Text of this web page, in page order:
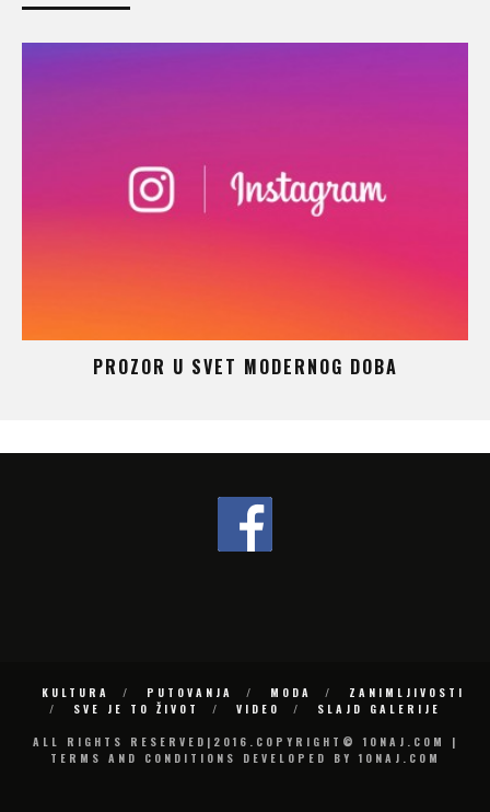
PROZOR U SVET MODERNOG DOBA
KULTURA PUTOVANJA MODA
ZANIMLJIVOSTI
SVE JE TO ŽIVOT
VIDEO
SLAJD GALERIJE
ALL RIGHTS RESERVED|2016.COPYRIGHT© 10NAJ.COM |
TERMS AND CONDITIONS DEVELOPED BY 10NAJ.COM